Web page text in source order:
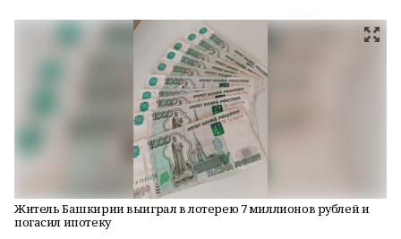
Житель Башкирии выиграл в лотерею 7 миллионов рублей и
погасил ипотеку